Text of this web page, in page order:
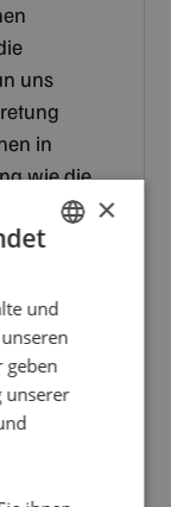
uns
in
wie die
nicht
so
des
der
wir
V/2
ENGLISH
×
und
geben
unserer